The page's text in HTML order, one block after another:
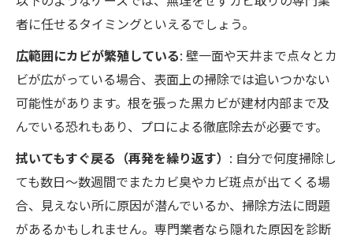
者に任せるタイミングといえるでしょう。
広範囲にカビが繁殖している: 壁一面や天井まで点々とカ
ビが広がっている場合、表面上の掃除では追いつかない
可能性があります。根を張った黒カビが建材内部まで及
んでいる恐れもあり、プロによる徹底除去が必要です。
拭いてもすぐ戻る（再発を繰り返す） : 自分で何度掃除し
ても数日～数週間でまたカビ臭やカビ斑点が出てくる場
合、見えない所に原因が潜んでいるか、掃除方法に問題
があるかもしれません。専門業者なら隠れた原因を診断